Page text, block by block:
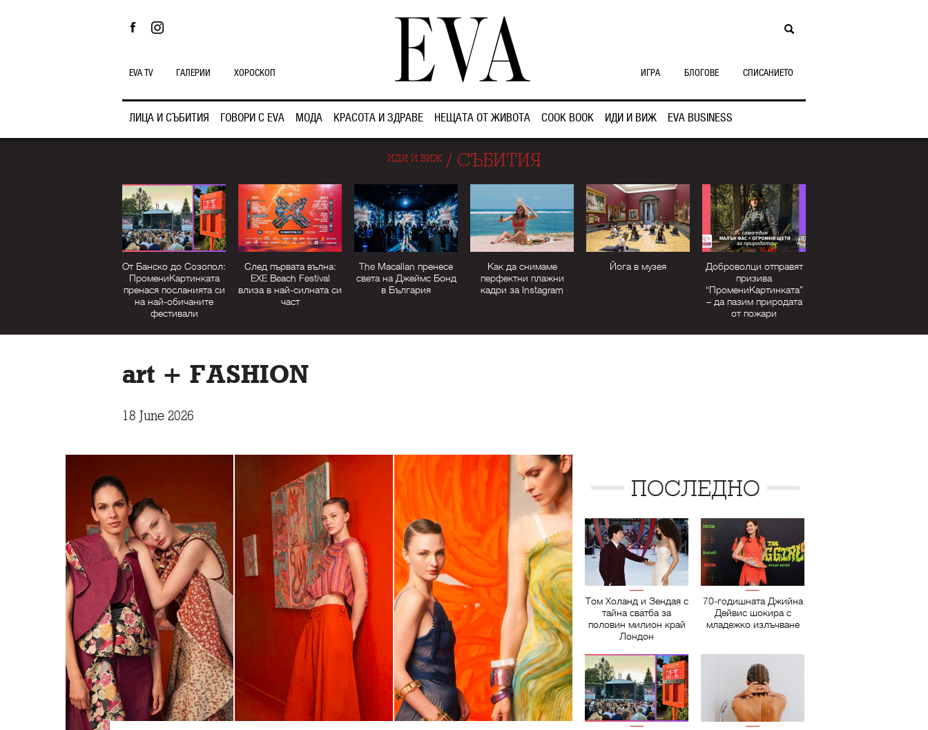
ЛИЦА И СЪБИТИЯ ГОВОРИ С EVA МОДА КРАСОТА И ЗДРАВЕ НЕЩАТА ОТ ЖИВОТА COOK BOOK ИДИ И ВИЖ EVA BUSINESS
EVA TV ГАЛЕРИИ ХОРОСКОП ИГРА БЛОГОВЕ СПИСАНИЕТО
ИДИ И ВИЖ/ СЪБИТИЯ
От Банско до Созопол:
ПромениКартинката
пренася посланията си
на най-обичаните
фестивали
След първата вълна:
EXE Beach Festival
влиза в най-силната си
част
The Macallan пренесе
света на Джеймс Бонд
в България
Как да снимаме
перфектни плажни
кадри за Instagram
Йога в музея
Доброволци отправят
призива
“ПромениКартинката”
– да пазим природата
от пожари
art + FASHION
18 June 2026
ПОСЛЕДНО
Том Холанд и Зендая с
тайна сватба за
половин милион край
Лондон
70-годишната Джийна
Дейвис шокира с
младежко излъчване